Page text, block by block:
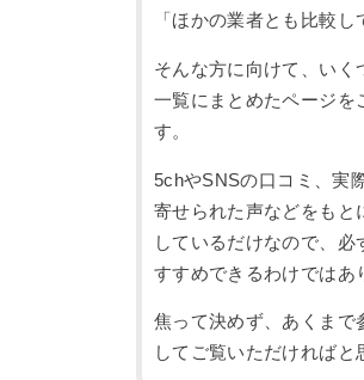
「ほかの業者とも比較し
そんな方に向けて、いく
一覧にまとめたページを
す。
5chやSNSの口コミ、実
寄せられた声などをもと
しているだけなので、必
すすめできるわけではあ
焦って決めず、あくまで
してご覧いただければと